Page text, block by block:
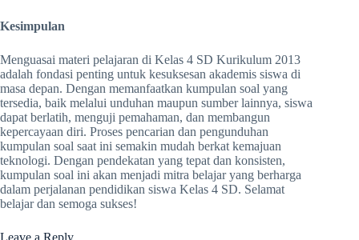
Kesimpulan
Menguasai materi pelajaran di Kelas 4 SD Kurikulum 2013
adalah fondasi penting untuk kesuksesan akademis siswa di
masa depan. Dengan memanfaatkan kumpulan soal yang
tersedia, baik melalui unduhan maupun sumber lainnya, siswa
dapat berlatih, menguji pemahaman, dan membangun
kepercayaan diri. Proses pencarian dan pengunduhan
kumpulan soal saat ini semakin mudah berkat kemajuan
teknologi. Dengan pendekatan yang tepat dan konsisten,
kumpulan soal ini akan menjadi mitra belajar yang berharga
dalam perjalanan pendidikan siswa Kelas 4 SD. Selamat
belajar dan semoga sukses!
Leave a Reply